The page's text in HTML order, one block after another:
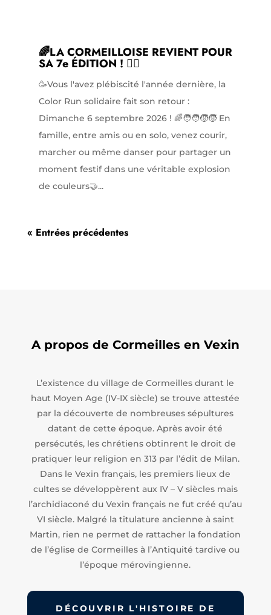
🌈LA CORMEILLOISE REVIENT POUR
SA 7e ÉDITION ! 🏃‍♀️
🥳Vous l'avez plébiscité l'année dernière, la
Color Run solidaire fait son retour :
Dimanche 6 septembre 2026 ! 🌈🧑‍🧑‍🧒‍🧒 En
famille, entre amis ou en solo, venez courir,
marcher ou même danser pour partager un
moment festif dans une véritable explosion
de couleurs🤝...
« Entrées précédentes
A propos de Cormeilles en Vexin
L’existence du village de Cormeilles durant le
haut Moyen Age (IV-IX siècle) se trouve attestée
par la découverte de nombreuses sépultures
datant de cette époque. Après avoir été
persécutés, les chrétiens obtinrent le droit de
pratiquer leur religion en 313 par l’édit de Milan.
Dans le Vexin français, les premiers lieux de
cultes se développèrent aux IV – V siècles mais
l’archidiaconé du Vexin français ne fut créé qu’au
VI siècle. Malgré la titulature ancienne à saint
Martin, rien ne permet de rattacher la fondation
de l’église de Cormeilles à l’Antiquité tardive ou
l’époque mérovingienne.
DÉCOUVRIR L'HISTOIRE DE